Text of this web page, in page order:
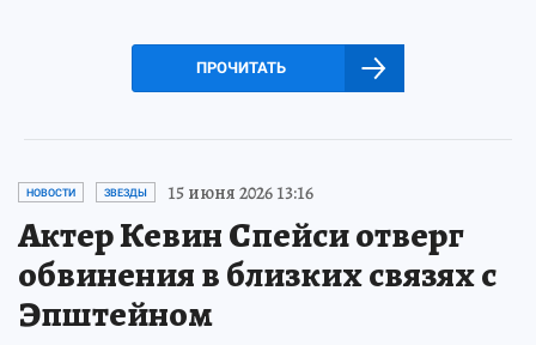
ПРОЧИТАТЬ
НОВОСТИ ЗВЕЗДЫ 15 июня 2026 13:16
Актер Кевин Спейси отверг
обвинения в близких связях с
Эпштейном